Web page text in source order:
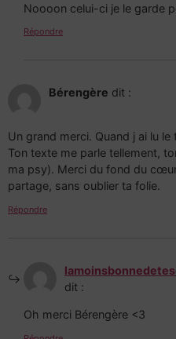
Noooon celui-ci je le garde
Répondre
Bérengère dit :
Un grand merci. Quand j ai lu
Ton texte me parle tellement,
ma psy). Merci du fond du
partage, sans oublier ta folie.
Répondre
dit :
Oh merci Bérengère <3